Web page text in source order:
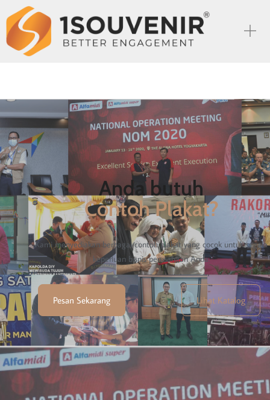
Anda butuh
Contoh Plakat?
Kami menyediakan berbagai contoh plakat yang cocok untuk segala
keperluan bisnis perusahaan Anda.
Pesan Sekarang Lihat Katalog